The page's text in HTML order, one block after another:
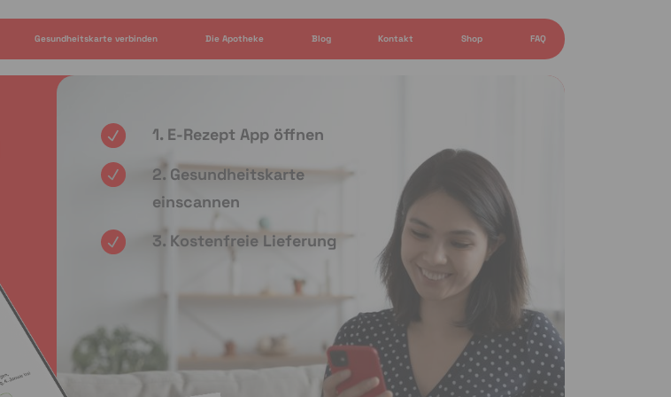
Gesundheitskarte verbinden Die Apotheke Blog Kontakt Shop FAQ
1. E-Rezept App öffnen
2. Gesundheitskarte
einscannen
3. Kostenfreie Lieferung